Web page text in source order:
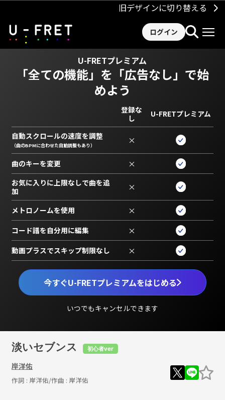
旧デザインに切り替える
ログイン
U-FRETプレミアム
「全ての機能」を 「広告なし」で始
めよう
今すぐU-FRETプレミアムをはじめる
いつでもキャンセルできます
登録な
し
U-FRETプレミアム
自動スクロールの速度を調整
（曲のBPMに合わせた自動調整もあり） ×
曲のキーを変更 ×
お気に入りに上限なしで曲を追
加
×
メトロノームを使用 ×
コード譜を自分用に編集 ×
動画プラスでスキップ制限なし ×
淡いセブンス 初心者ver
岸洋佑
作詞 : 岸洋佑/作曲 : 岸洋佑